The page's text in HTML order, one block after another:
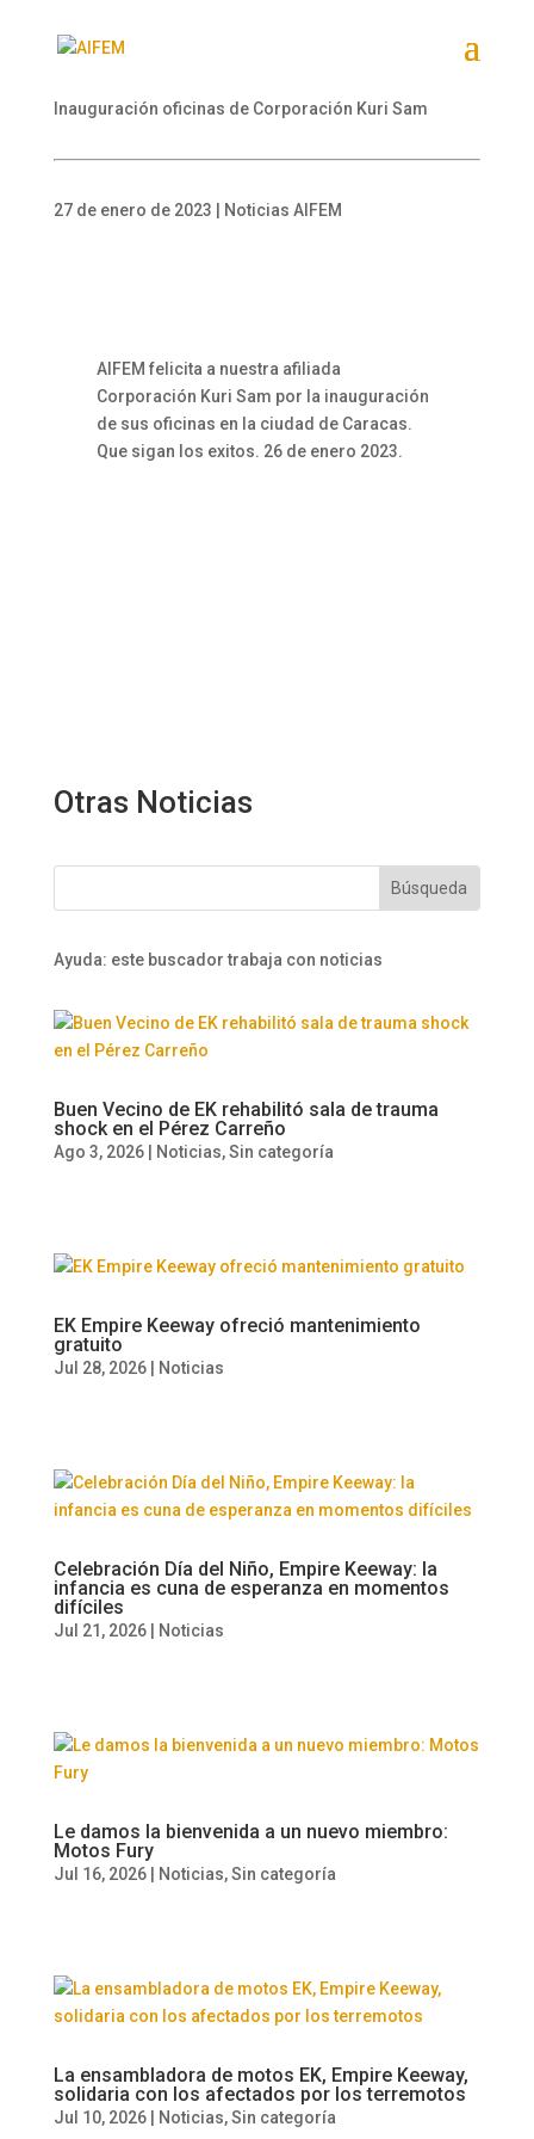
Inauguración oficinas de Corporación Kuri Sam
27 de enero de 2023 | Noticias AIFEM
AIFEM felicita a nuestra afiliada
Corporación Kuri Sam por la inauguración
de sus oficinas en la ciudad de Caracas.
Que sigan los exitos. 26 de enero 2023.
Otras Noticias
Ayuda: este buscador trabaja con noticias
Buen Vecino de EK rehabilitó sala de trauma
shock en el Pérez Carreño
Ago 3, 2026| Noticias,Sin categoría
EK Empire Keeway ofreció mantenimiento
gratuito
Jul 28, 2026| Noticias
Celebración Día del Niño, Empire Keeway: la
infancia es cuna de esperanza en momentos
difíciles
Jul 21, 2026| Noticias
Le damos la bienvenida a un nuevo miembro:
Motos Fury
Jul 16, 2026| Noticias,Sin categoría
La ensambladora de motos EK, Empire Keeway,
solidaria con los afectados por los terremotos
Jul 10, 2026| Noticias,Sin categoría